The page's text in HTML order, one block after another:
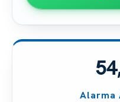
Alarma